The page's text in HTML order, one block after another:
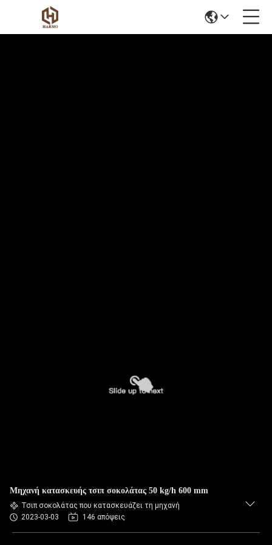
Μηχανή κατασκευής τσιπ σοκολάτας 50 kg/h 600 mm
Τσιπ σοκολάτας που κατασκευάζει τη μηχανή
2023-03-03
146 απόψεις